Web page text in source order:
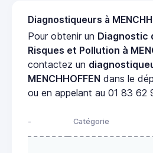
Diagnostiqueurs à
Pour obtenir un Diagnostic
Risques et Pollution à
contactez un
MENCHHOFFEN dans le
ou en appelant au 01 83 62
- Catégorie